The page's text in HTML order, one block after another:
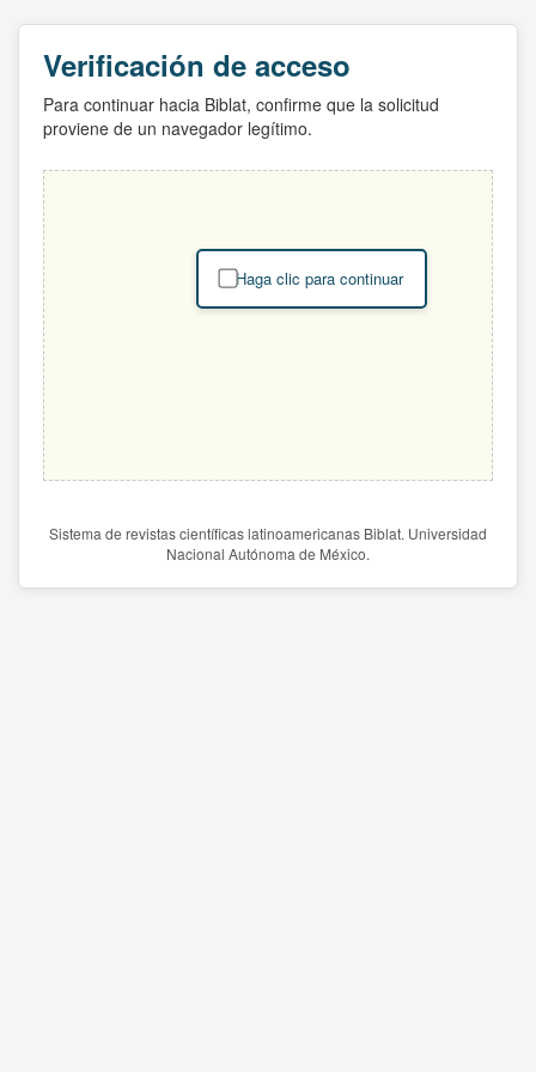
Verificación de acceso
Para continuar hacia Biblat, confirme que la solicitud
proviene de un navegador legítimo.
Haga clic para continuar
Sistema de revistas científicas latinoamericanas Biblat. Universidad
Nacional Autónoma de México.